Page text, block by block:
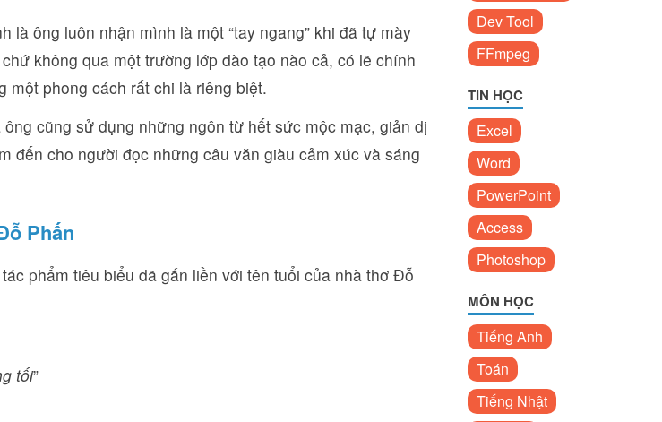
là ông luôn nhận mình là một “tay ngang” khi đã tự mày
không qua một trường lớp đào tạo nào cả, có lẽ chính
một phong cách rất chi là riêng biệt.
cũng sử dụng những ngôn từ hết sức mộc mạc, giản dị
đến cho người đọc những câu văn giàu cảm xúc và sáng
Phấn
phẩm tiêu biểu đã gắn liền với tên tuổi của nhà thơ Đỗ
tối”
Dev Tool
FFmpeg
TIN HỌC
Excel
Word
PowerPoint
Access
Photoshop
MÔN HỌC
Tiếng Anh
Toán
Tiếng Nhật